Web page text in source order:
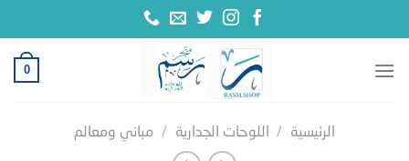
0
الرئيسية / اللوحات الجدارية / مباني ومعالم